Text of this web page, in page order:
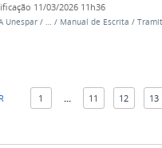
11/03/2026 11h36
Unespar / … / Manual de Escrita /
1 11 12 13